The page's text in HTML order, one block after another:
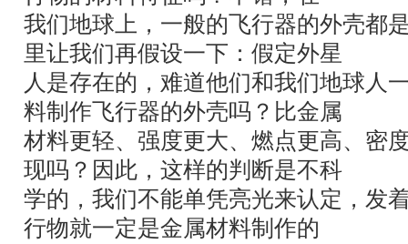
我们地球上，一般的飞行器的外壳都
里让我们再假设一下：假定外星
人是存在的，难道他们和我们地球人
料制作飞行器的外壳吗？比金属
材料更轻、强度更大、燃点更高、密
现吗？因此，这样的判断是不科
学的，我们不能单凭亮光来认定，发
行物就一定是金属材料制作的